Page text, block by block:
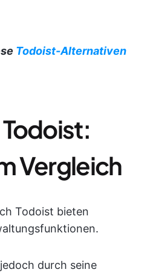
Todoist-Alternativen
Vergleich
Todoist bieten
durch seine